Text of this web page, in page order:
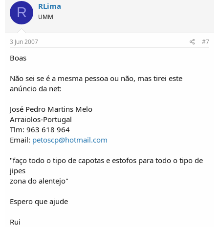
R RLima
UMM
3 Jun 2007 #7
Boas
Não sei se é a mesma pessoa ou não, mas tirei este
anúncio da net:
José Pedro Martins Melo
Arraiolos-Portugal
Tlm: 963 618 964
Email: petoscp@hotmail.com
"faço todo o tipo de capotas e estofos para todo o tipo de
jipes
zona do alentejo"
Espero que ajude
Rui